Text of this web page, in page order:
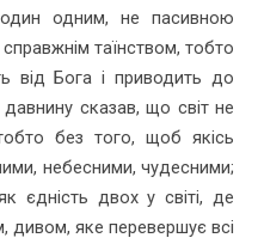
одним, не пасивною
таїнством, тобто
від Бога і приводить до
сказав, що світ не
без того, щоб якісь
небесними, чудесними;
єдність двох у світі, де
дивом, яке перевершує всі